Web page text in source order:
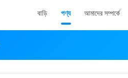
বাড়ি পণ্য আমাদের সম্পর্কে